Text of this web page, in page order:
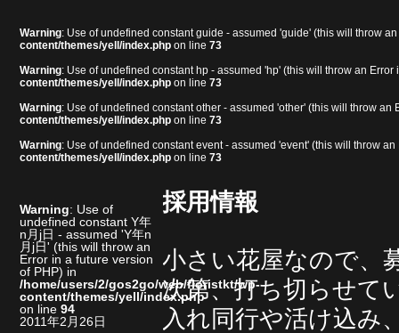
Warning: Use of undefined constant guide - assumed 'guide' (this will throw
content/themes/yell/index.php on line73
Warning: Use of undefined constant hp - assumed 'hp' (this will throw an
content/themes/yell/index.php on line73
Warning: Use of undefined constant other - assumed 'other' (this will throw
content/themes/yell/index.php on line73
Warning: Use of undefined constant event - assumed 'event' (this will throw
content/themes/yell/index.php on line73
Warning: Use of
undefined constant Y年
n月j日 - assumed 'Y年n
月j日' (this will throw an
Error in a future version
of PHP) in
/home/users/2/gos2go/web/floristkt/wp-
content/themes/yell/index.php
on line94
2011年2月26日
採用情報
小さい花屋なので、
次第、打ち切らせて
入れ同行や活け込み